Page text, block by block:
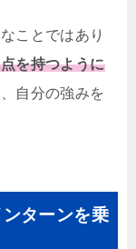
ことではあり
を持つように
自分の強みを
ターンを乗